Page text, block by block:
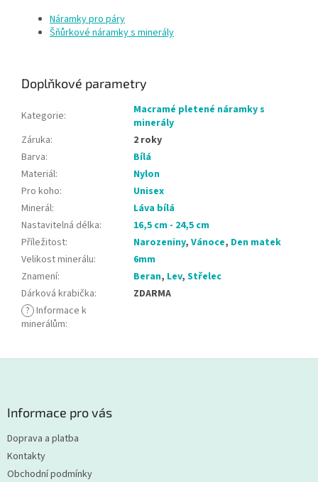
Náramky pro páry
Šňůrkové náramky s minerály
Doplňkové parametry
Kategorie:
Macramé pletené náramky s
minerály
Záruka:
2 roky
Barva:
Bílá
Materiál:
Nylon
Pro koho:
Unisex
Minerál:
Láva bílá
Nastavitelná délka:
16,5 cm - 24,5 cm
Příležitost: Narozeniny, Vánoce, Den matek
Velikost minerálu:
6mm
Znamení: Beran, Lev, Střelec
Dárková krabička:
ZDARMA
? Informace k
minerálům:
Informace pro vás
Doprava a platba
Kontakty
Obchodní podmínky